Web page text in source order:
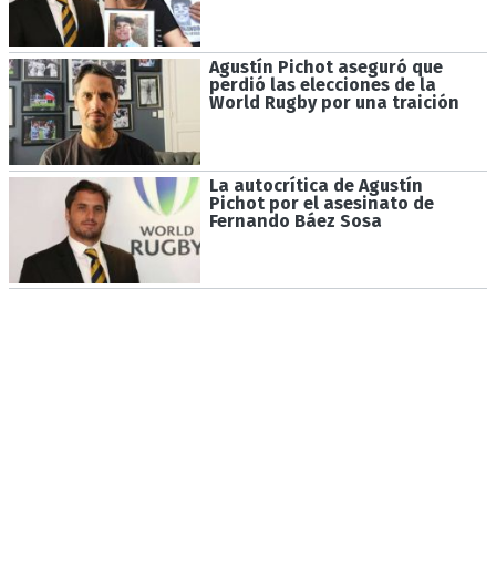
Agustín Pichot aseguró que
perdió las elecciones de la
World Rugby por una traición
La autocrítica de Agustín
Pichot por el asesinato de
Fernando Báez Sosa